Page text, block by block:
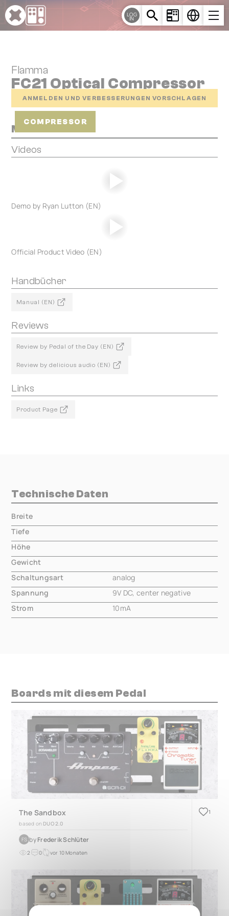
Cookie-Einstellungen
LOG
IN
Flamma
FC21 Optical Compressor
ANMELDEN UND VERBESSERUNGEN VORSCHLAGEN
COMPRESSOR
Media
Videos
Demo by Ryan Lutton (EN)
Official Product Video (EN)
Handbücher
Manual (EN)
Reviews
Review by Pedal of the Day (EN)
Review by delicious audio (EN)
Links
Product Page
Technische Daten
Breite
Tiefe
Höhe
Gewicht
Schaltungsart
analog
Spannung
9V DC, center negative
Strom
10mA
Boards mit diesem Pedal
The Sandbox
based on DUO 2.0
FS byFrederik Schlüter
2 0 vor 10 Monaten
1